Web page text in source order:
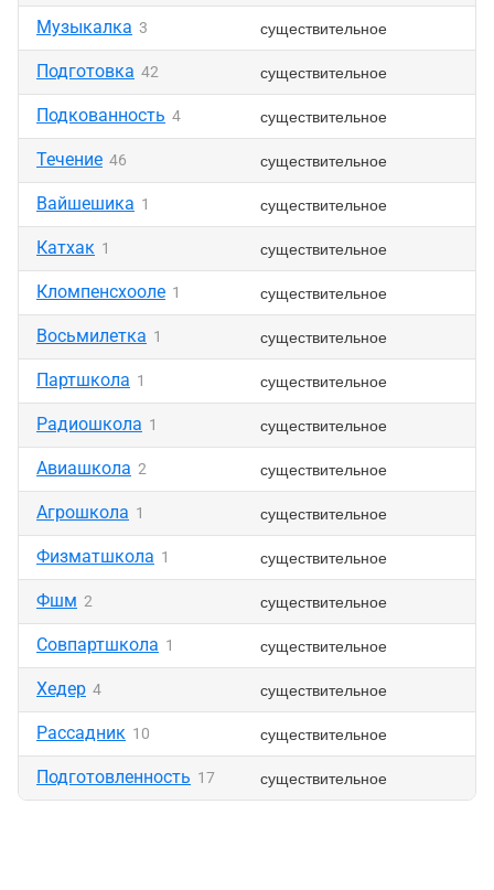
Музыкалка 3 существительное
Подготовка 42 существительное
Подкованность 4 существительное
Течение 46 существительное
Вайшешика 1 существительное
Катхак 1 существительное
Кломпенсхооле 1 существительное
Восьмилетка 1 существительное
Партшкола 1 существительное
Радиошкола 1 существительное
Авиашкола 2 существительное
Агрошкола 1 существительное
Физматшкола 1 существительное
Фшм 2 существительное
Совпартшкола 1 существительное
Хедер 4 существительное
Рассадник 10 существительное
Подготовленность 17 существительное